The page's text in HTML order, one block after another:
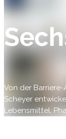
Von der
Scheyer
Lebensmittel,